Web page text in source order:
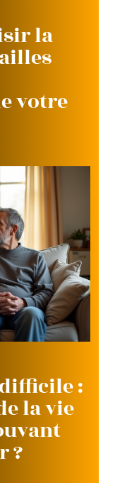
la
votre
:
la vie
?